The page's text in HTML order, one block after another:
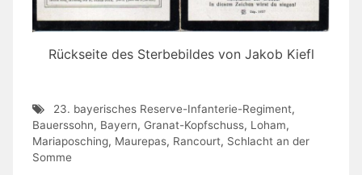
Rückseite des Sterbebildes von Jakob Kiefl
23. bayerisches Reserve-Infanterie-Regiment,
Bauerssohn, Bayern, Granat-Kopfschuss, Loham,
Mariaposching, Maurepas, Rancourt, Schlacht an der
Somme